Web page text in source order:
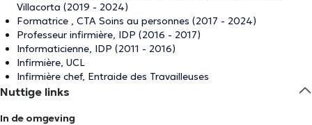
Villacorta (2019 - 2024)
Formatrice , CTA Soins au personnes (2017 - 2024)
Professeur infirmière, IDP (2016 - 2017)
Informaticienne, IDP (2011 - 2016)
Infirmière, UCL
Infirmière chef, Entraide des Travailleuses
Nuttige links
In de omgeving